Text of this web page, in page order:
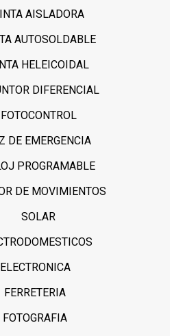
AISLADORA
AUTOSOLDABLE
HELEICOIDAL
DIFERENCIAL
FOTOCONTROL
DE EMERGENCIA
PROGRAMABLE
DE MOVIMIENTOS
SOLAR
ELECTRONICA
FERRETERIA
FOTOGRAFIA